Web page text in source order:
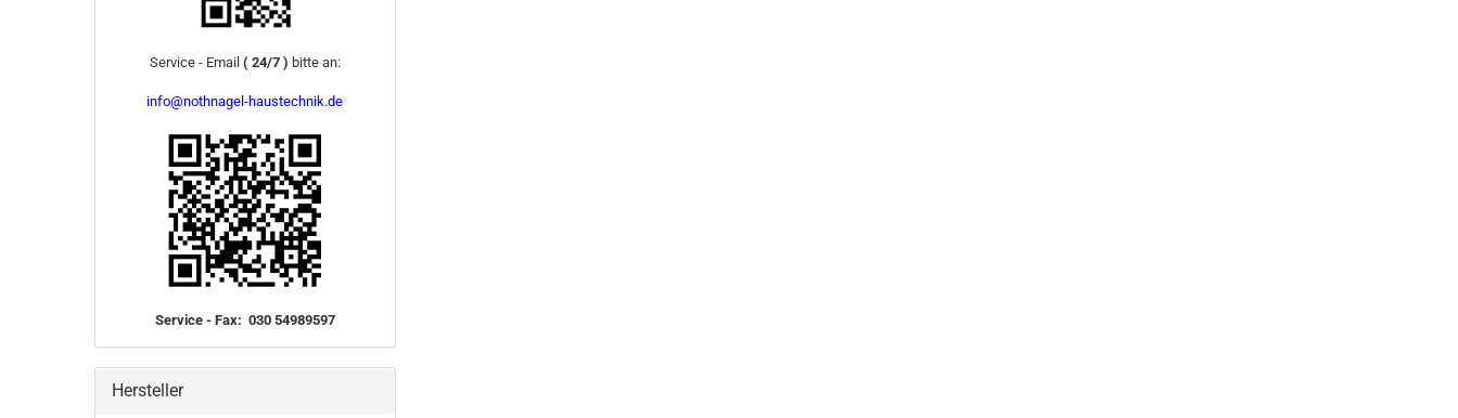
Service - Email ( 24/7 ) bitte an:
info@nothnagel-haustechnik.de
Service - Fax: 030 54989597
Hersteller